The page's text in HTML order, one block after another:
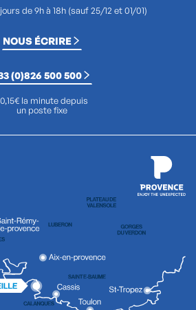
de 9h à 18h (sauf 25/12 et 01/01)
NOUS ÉCRIRE
(0)826 500 500
la minute depuis
un poste fixe